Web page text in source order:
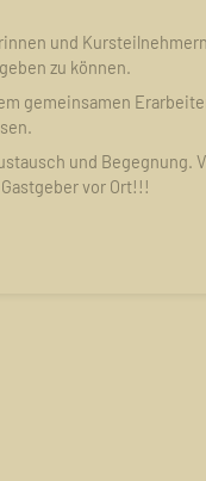
und
zu können.
gemeinsamen
und Begegnung.
vor Ort!!!